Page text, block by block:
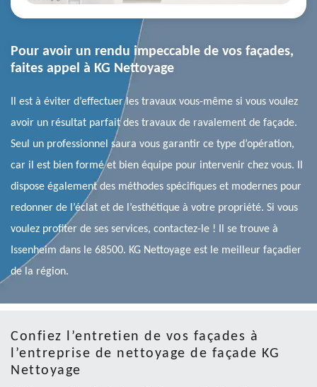
Pour avoir un rendu impeccable de vos façades,
faites appel à KG Nettoyage
Il est à éviter d’effectuer les travaux vous-même si vous voulez
avoir un résultat parfait des travaux de ravalement de façade.
Seul un professionnel saura vous garantir ce type d’opération,
car il est bien formé et bien équipe pour intervenir chez vous. Il
dispose également des méthodes spécifiques et modernes pour
redonner de l’éclat et de l’esthétique à votre propriété. Si vous
voulez profiter de ses services, contactez-le ! Il se trouve à
Issenheim dans le 68500. KG Nettoyage est le meilleur façadier
de la région.
Confiez l’entretien de vos façades à
l’entreprise de nettoyage de façade KG
Nettoyage